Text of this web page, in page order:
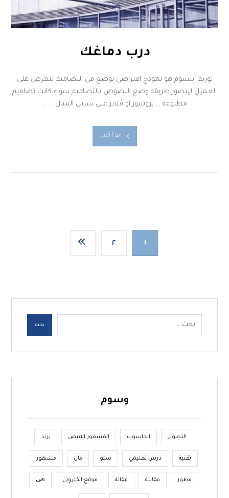
درب دماغك
لوريم ايبسوم هو نموذج افتراضي يوضع في التصاميم لتعرض على
العميل ليتصور طريقه وضع النصوص بالتصاميم سواء كانت تصاميم
مطبوعه … بروشور او فلاير على سبيل المثال … ...
اقرأ أكثر
١ ٢
بحث
وسوم
التصوير الحاسوب الفسفور الابيض بريد
تقنية درس تعليمي سئو مال مشهور
مطور مقابلة مقالة موقع الكتروني هی